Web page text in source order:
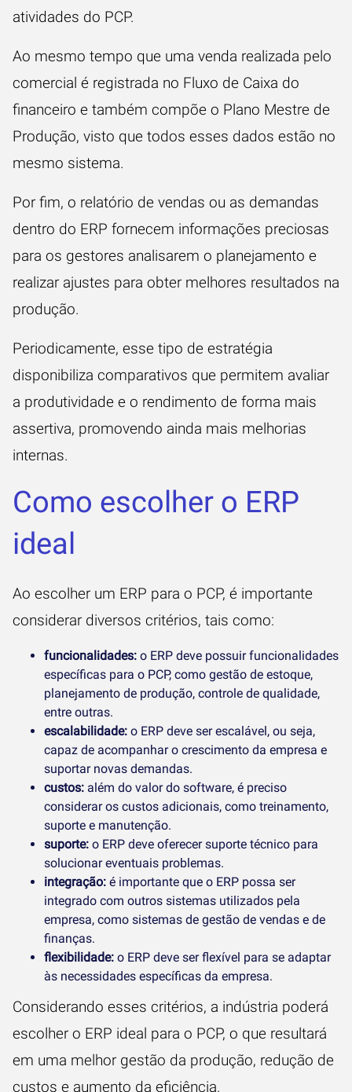
atividades do PCP.
Ao mesmo tempo que uma venda realizada pelo
comercial é registrada no Fluxo de Caixa do
financeiro e também compõe o Plano Mestre de
Produção, visto que todos esses dados estão no
mesmo sistema.
Por fim, o relatório de vendas ou as demandas
dentro do ERP fornecem informações preciosas
para os gestores analisarem o planejamento e
realizar ajustes para obter melhores resultados na
produção.
Periodicamente, esse tipo de estratégia
disponibiliza comparativos que permitem avaliar
a produtividade e o rendimento de forma mais
assertiva, promovendo ainda mais melhorias
internas.
Como escolher o ERP
ideal
Ao escolher um ERP para o PCP, é importante
considerar diversos critérios, tais como:
funcionalidades: o ERP deve possuir funcionalidades
específicas para o PCP, como gestão de estoque,
planejamento de produção, controle de qualidade,
entre outras.
escalabilidade: o ERP deve ser escalável, ou seja,
capaz de acompanhar o crescimento da empresa e
suportar novas demandas.
custos: além do valor do software, é preciso
considerar os custos adicionais, como treinamento,
suporte e manutenção.
suporte: o ERP deve oferecer suporte técnico para
solucionar eventuais problemas.
integração: é importante que o ERP possa ser
integrado com outros sistemas utilizados pela
empresa, como sistemas de gestão de vendas e de
finanças.
flexibilidade: o ERP deve ser flexível para se adaptar
às necessidades específicas da empresa.
Considerando esses critérios, a indústria poderá
escolher o ERP ideal para o PCP, o que resultará
em uma melhor gestão da produção, redução de
custos e aumento da eficiência.